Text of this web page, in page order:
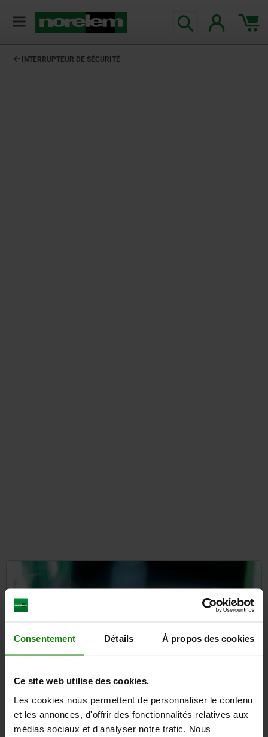
Consentement Détails À propos des cookies
Ce site web utilise des cookies.
Les cookies nous permettent de personnaliser le contenu
et les annonces, d'offrir des fonctionnalités relatives aux
médias sociaux et d'analyser notre trafic. Nous
INTERRUPTEUR DE SÉCURITÉ